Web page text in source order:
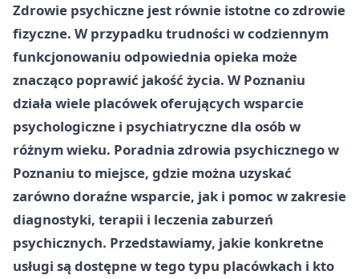
Zdrowie psychiczne jest równie istotne co zdrowie
fizyczne. W przypadku trudności w codziennym
funkcjonowaniu odpowiednia opieka może
znacząco poprawić jakość życia. W Poznaniu
działa wiele placówek oferujących wsparcie
psychologiczne i psychiatryczne dla osób w
różnym wieku. Poradnia zdrowia psychicznego w
Poznaniu to miejsce, gdzie można uzyskać
zarówno doraźne wsparcie, jak i pomoc w zakresie
diagnostyki, terapii i leczenia zaburzeń
psychicznych. Przedstawiamy, jakie konkretne
usługi są dostępne w tego typu placówkach i kto